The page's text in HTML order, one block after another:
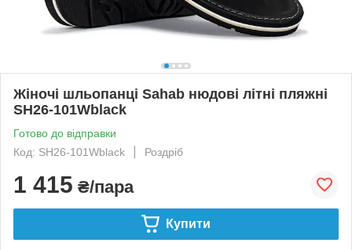
Жіночі шльопанці Sahab нюдові літні пляжні
SH26-101Wblack
Готово до відправки
Код: SH26-101Wblack
Роздріб
1 415 ₴/пара
Купити